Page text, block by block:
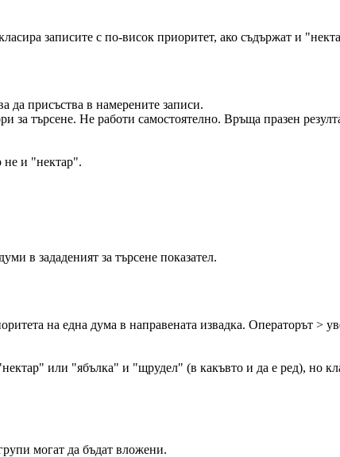
записите с по-висок приоритет, ако съдържат и
да присъства в намерените записи.
за търсене. Не работи самостоятелно. Връща празен
не и "нектар".
в зададеният за търсене показател.
на една дума в направената извадка. Операторът >
или "ябълка" и "щрудел" (в какъвто и да е ред), но
могат да бъдат вложени.